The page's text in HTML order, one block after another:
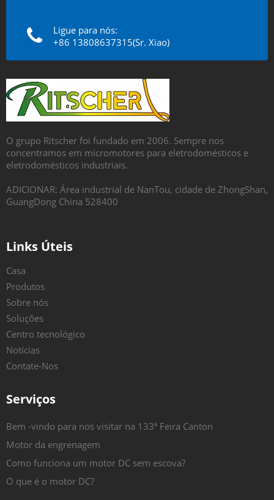
Ligue para nós:
+86 13808637315(Sr. Xiao)
O grupo Ritscher foi fundado em 2006. Sempre nos
concentramos em micromotores para eletrodomésticos e
eletrodomésticos industriais.
ADICIONAR: Área industrial de NanTou, cidade de ZhongShan,
GuangDong China 528400
Links Úteis
Casa
Produtos
Sobre nós
Soluções
Centro tecnológico
Notícias
Contate-Nos
Serviços
Bem -vindo para nos visitar na 133ª Feira Canton
Motor da engrenagem
Como funciona um motor DC sem escova?
O que é o motor DC?